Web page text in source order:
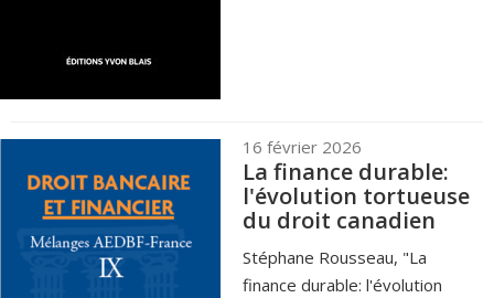
16 février 2026
La finance durable:
l'évolution tortueuse
du droit canadien
Stéphane Rousseau, "La
finance durable: l'évolution